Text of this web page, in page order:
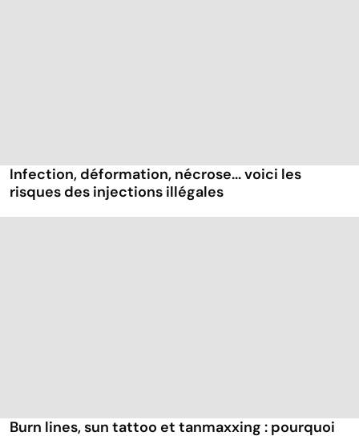
Infection, déformation, nécrose... voici les
risques des injections illégales
Burn lines, sun tattoo et tanmaxxing : pourquoi